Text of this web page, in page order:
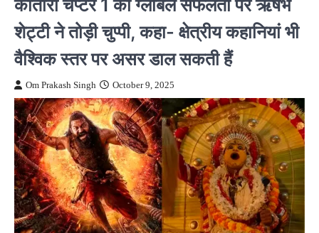
शेट्टी ने तोड़ी चुप्पी, कहा- क्षेत्रीय कहानियां भी
वैश्विक स्तर पर असर डाल सकती हैं
Om Prakash Singh October 9, 2025